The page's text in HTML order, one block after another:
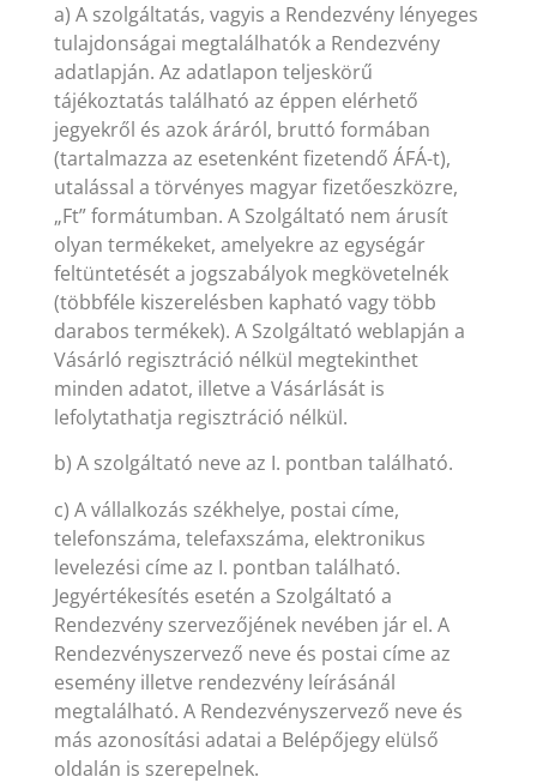
a) A szolgáltatás, vagyis a Rendezvény lényeges
tulajdonságai megtalálhatók a Rendezvény
adatlapján. Az adatlapon teljeskörű
tájékoztatás található az éppen elérhető
jegyekről és azok áráról, bruttó formában
(tartalmazza az esetenként fizetendő ÁFÁ-t),
utalással a törvényes magyar fizetőeszközre,
„Ft” formátumban. A Szolgáltató nem árusít
olyan termékeket, amelyekre az egységár
feltüntetését a jogszabályok megkövetelnék
(többféle kiszerelésben kapható vagy több
darabos termékek). A Szolgáltató weblapján a
Vásárló regisztráció nélkül megtekinthet
minden adatot, illetve a Vásárlását is
lefolytathatja regisztráció nélkül.
b) A szolgáltató neve az I. pontban található.
c) A vállalkozás székhelye, postai címe,
telefonszáma, telefaxszáma, elektronikus
levelezési címe az I. pontban található.
Jegyértékesítés esetén a Szolgáltató a
Rendezvény szervezőjének nevében jár el. A
Rendezvényszervező neve és postai címe az
esemény illetve rendezvény leírásánál
megtalálható. A Rendezvényszervező neve és
más azonosítási adatai a Belépőjegy elülső
oldalán is szerepelnek.